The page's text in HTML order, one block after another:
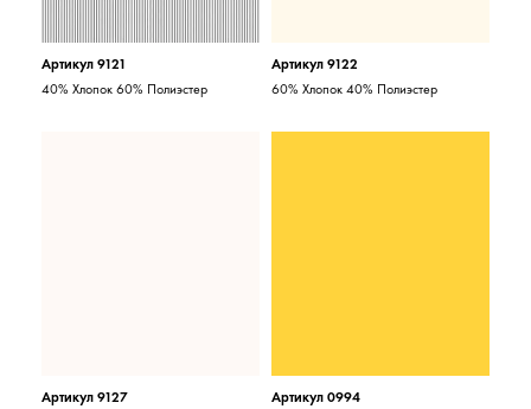
Артикул 9121
40% Хлопок 60% Полиэстер
Артикул 9122
60% Хлопок 40% Полиэстер
Артикул 9127
Артикул 0994